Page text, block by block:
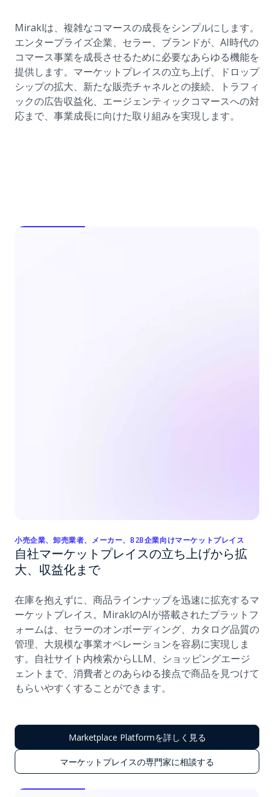
Miraklは、複雑なコマースの成長をシンプルにします。
エンタープライズ企業、セラー、ブランドが、AI時代の
コマース事業を成長させるために必要なあらゆる機能を
提供します。マーケットプレイスの立ち上げ、ドロップ
シップの拡大、新たな販売チャネルとの接続、トラフィ
ックの広告収益化、エージェンティックコマースへの対
応まで、事業成長に向けた取り組みを実現します。
小売企業、卸売業者、メーカー、B2B企業向けマーケットプレイス
自社マーケットプレイスの立ち上げから拡
大、収益化まで
在庫を抱えずに、商品ラインナップを迅速に拡充するマ
ーケットプレイス。MiraklのAIが搭載されたプラットフ
ォームは、セラーのオンボーディング、カタログ品質の
管理、大規模な事業オペレーションを容易に実現しま
す。自社サイト内検索からLLM、ショッピングエージ
ェントまで、消費者とのあらゆる接点で商品を見つけて
もらいやすくすることができます。
Marketplace Platformを詳しく見る
マーケットプレイスの専門家に相談する